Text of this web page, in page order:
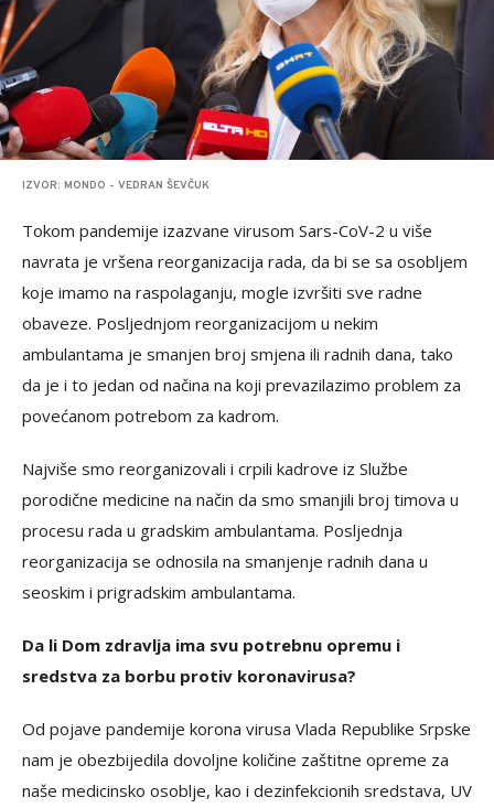
IZVOR: MONDO - VEDRAN ŠEVČUK
Tokom pandemije izazvane virusom Sars-CoV-2 u više
navrata je vršena reorganizacija rada, da bi se sa osobljem
koje imamo na raspolaganju, mogle izvršiti sve radne
obaveze. Posljednjom reorganizacijom u nekim
ambulantama je smanjen broj smjena ili radnih dana, tako
da je i to jedan od načina na koji prevazilazimo problem za
povećanom potrebom za kadrom.
Najviše smo reorganizovali i crpili kadrove iz Službe
porodične medicine na način da smo smanjili broj timova u
procesu rada u gradskim ambulantama. Posljednja
reorganizacija se odnosila na smanjenje radnih dana u
seoskim i prigradskim ambulantama.
Da li Dom zdravlja ima svu potrebnu opremu i
sredstva za borbu protiv koronavirusa?
Od pojave pandemije korona virusa Vlada Republike Srpske
nam je obezbijedila dovoljne količine zaštitne opreme za
naše medicinsko osoblje, kao i dezinfekcionih sredstava, UV